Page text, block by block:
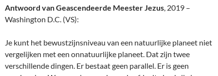
Antwoord van Geascendeerde Meester Jezus, 2019 –
Washington D.C. (VS):
Je kunt het bewustzijnsniveau van een natuurlijke planeet niet
vergelijken met een onnatuurlijke planeet. Dat zijn twee
verschillende dingen. Er bestaat geen parallel. Er is geen